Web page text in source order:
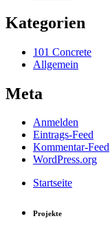
Kategorien
101 Concrete
Allgemein
Meta
Anmelden
Eintrags-Feed
Kommentar-Feed
WordPress.org
Startseite
Projekte